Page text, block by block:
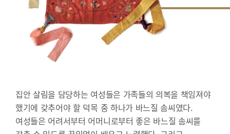
집안 살림을 담당하는 여성들은 가족들의 의복을 책임져야
했기에 갖추어야 할 덕목 중 하나가 바느질 솜씨였다.
여성들은 어려서부터 어머니로부터 좋은 바느질 솜씨를